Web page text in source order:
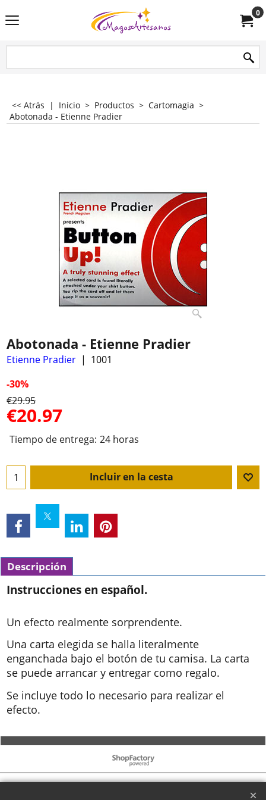
0
<< Atrás | Inicio > Productos > Cartomagia >
Abotonada - Etienne Pradier
Abotonada - Etienne Pradier
Etienne Pradier
1001
-30%
€29.95
€20.97
Tiempo de entrega: 24 horas
Incluir en la cesta
Descripción
Instrucciones en español.
Un efecto realmente sorprendente.
Una carta elegida se halla literalmente
enganchada bajo el botón de tu camisa. La carta
se puede arrancar y entregar como regalo.
Se incluye todo lo necesario para realizar el
efecto.
To create online store ShopFactory eCommerce software was used.